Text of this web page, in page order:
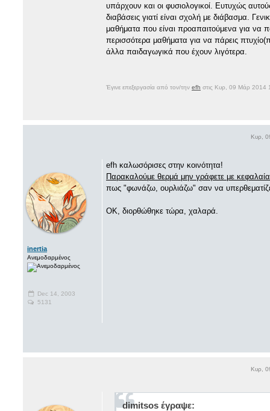
υπάρχουν και οι φυσιολογικοί. Ευτυχώς
διαβάσεις γιατί είναι σχολή με διάβασμα.
μαθήματα που είναι προαπαιτούμενα για να
περισσότερα μαθήματα για να πάρεις
άλλα παιδαγωγικά που έχουν λιγότερα.
Έγινε επεξεργασία από τον/την efh στις Κυρ, 09 Μάρ 2014
Κυρ,
inertia
Ανεμοδαρμένος
Dec 14, 2003
5131
efh καλωσόρισες στην κοινότητα!
Παρακαλούμε θερμά μην γράφετε με
πως "φωνάζω, ουρλιάζω" σαν να
ΟΚ, διορθώθηκε τώρα, χαλαρά.
Κυρ,
dimitsos έγραψε: